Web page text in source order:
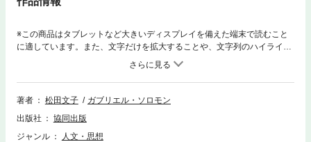
※この商品はタブレットなど大きいディスプレイを備えた端末で読むこと
に適しています。また、文字だけを拡大することや、文字列のハイライ
ト、検索、辞書の参照、引用などの機能が使用できません。分散認知の概
念を真剣に考えると、非常に広い範囲の疑問が出てくるし、教育を刺激す
るたくさんの示唆が与えられる。この本は、分散認知の観念が一般的・教
育的に示していることを、解説し、図説し、批判的に検討しようとする一
著者 松田文子
ガブリエル・ソロモン
出版社
協同出版
ジャンル
人文・思想